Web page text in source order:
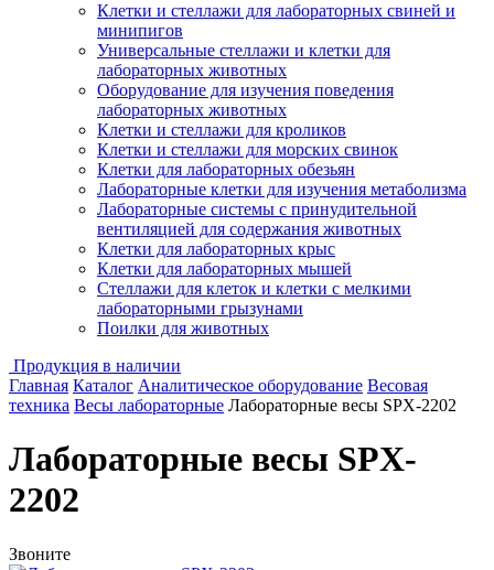
Клетки и стеллажи для лабораторных свиней и
минипигов
Универсальные стеллажи и клетки для
лабораторных животных
Оборудование для изучения поведения
лабораторных животных
Клетки и стеллажи для кроликов
Клетки и стеллажи для морских свинок
Клетки для лабораторных обезьян
Лабораторные клетки для изучения метаболизма
Лабораторные системы с принудительной
вентиляцией для содержания животных
Клетки для лабораторных крыс
Клетки для лабораторных мышей
Стеллажи для клеток и клетки с мелкими
лабораторными грызунами
Поилки для животных
Продукция в наличии
Главная Каталог Аналитическое оборудование Весовая
техника Весы лабораторные Лабораторные весы SPX-2202
Лабораторные весы SPX-
2202
Звоните